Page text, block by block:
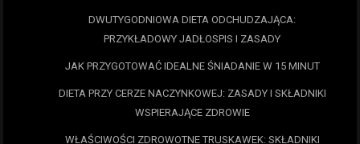
DWUTYGODNIOWA DIETA ODCHUDZAJĄCA:
PRZYKŁADOWY JADŁOSPIS I ZASADY
JAK PRZYGOTOWAĆ IDEALNE ŚNIADANIE W 15 MINUT
DIETA PRZY CERZE NACZYNKOWEJ: ZASADY I SKŁADNIKI
WSPIERAJĄCE ZDROWIE
WŁAŚCIWOŚCI ZDROWOTNE TRUSKAWEK: SKŁADNIKI